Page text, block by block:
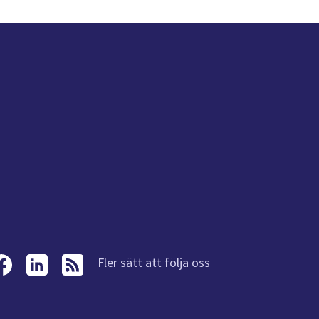
Fler sätt att följa oss